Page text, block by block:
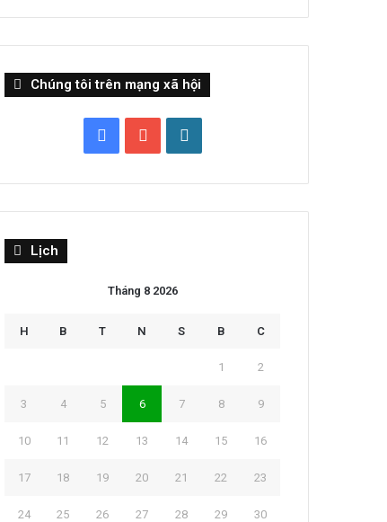
Chúng tôi trên mạng xã hội
FacebookYouTube
Lịch
Tháng 8 2026
H B T N S B C
1 2
3 4 5 6 7 8 9
10 11 12 13 14 15 16
17 18 19 20 21 22 23
24 25 26 27 28 29 30